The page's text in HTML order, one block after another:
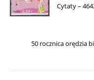
Cytaty –
50 rocznica orędzia